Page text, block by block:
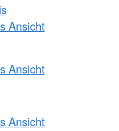
Ansicht
Ansicht
Ansicht